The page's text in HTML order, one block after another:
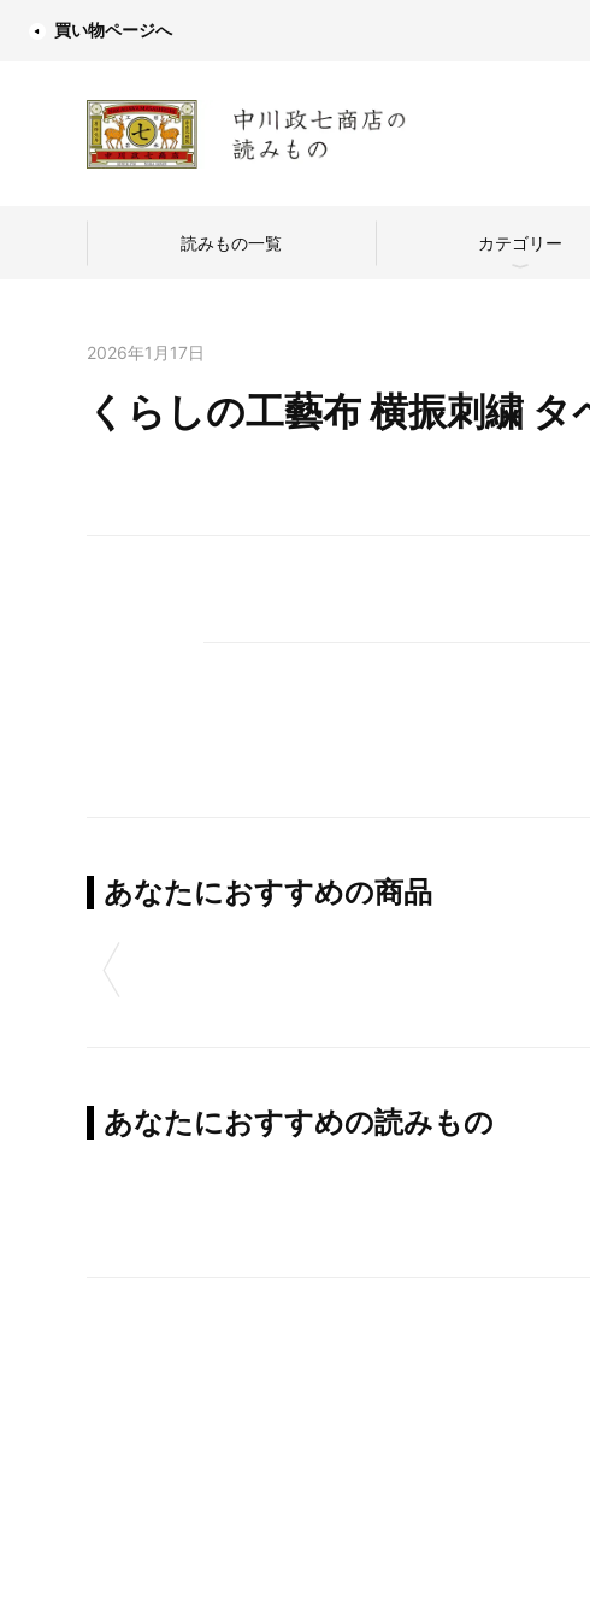
買い物ページへ
読みもの一覧 カテゴリー
中川政七商店のもの
2026年1月17日
くらしの工藝布 横振刺繍
あなたにおすすめの商品
あなたにおすすめの読みもの